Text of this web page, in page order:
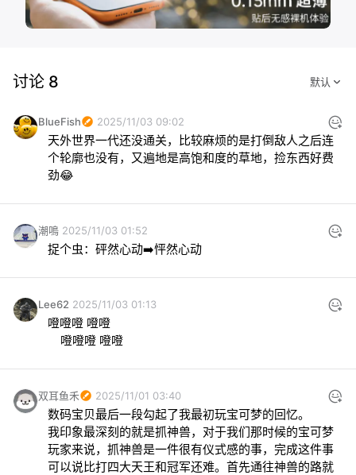
讨论 8
BlueFish 2025/11/03 09:02
天外世界一代还没通关，比较麻烦的是打倒敌人之后连
个轮廓也没有，又遍地是高饱和度的草地，捡东西好费
劲😂
潮鳴 2025/11/03 01:52
捉个虫：砰然心动➡️怦然心动
Lee62 2025/11/03 01:13
噔噔噔 噔噔
    噔噔噔 噔噔
双耳鱼禾 2025/11/01 03:40
数码宝贝最后一段勾起了我最初玩宝可梦的回忆。
我印象最深刻的就是抓神兽，对于我们那时候的宝可梦
玩家来说，抓神兽是一件很有仪式感的事，完成这件事
可以说比打四大天王和冠军还难。首先通往神兽的路就